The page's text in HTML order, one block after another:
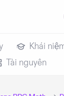
Khái
Tài nguyên